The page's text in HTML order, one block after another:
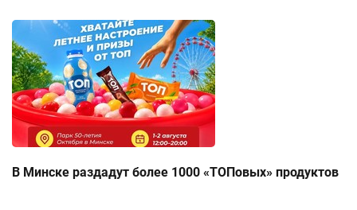
В Минске раздадут более 1000 «ТОПовых» продуктов